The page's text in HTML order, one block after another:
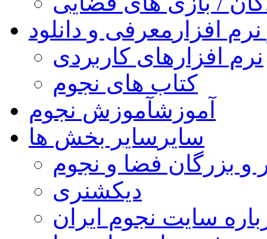
افزار معرفی و دانلود
نرم افزارهای کاربردی
کتاب های نجوم
آموزشآموزش نجوم
سایر سایر بخش ها
و بزرگان فضا و نجوم
دیکشنری
سایت نجوم ایران